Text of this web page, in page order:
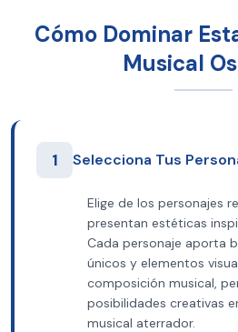
Cómo Dominar
Musical
1 Selecciona Tus
Elige de los personajes
presentan estéticas
Cada personaje aporta
únicos y elementos
composición musical,
posibilidades creativas
musical aterrador.